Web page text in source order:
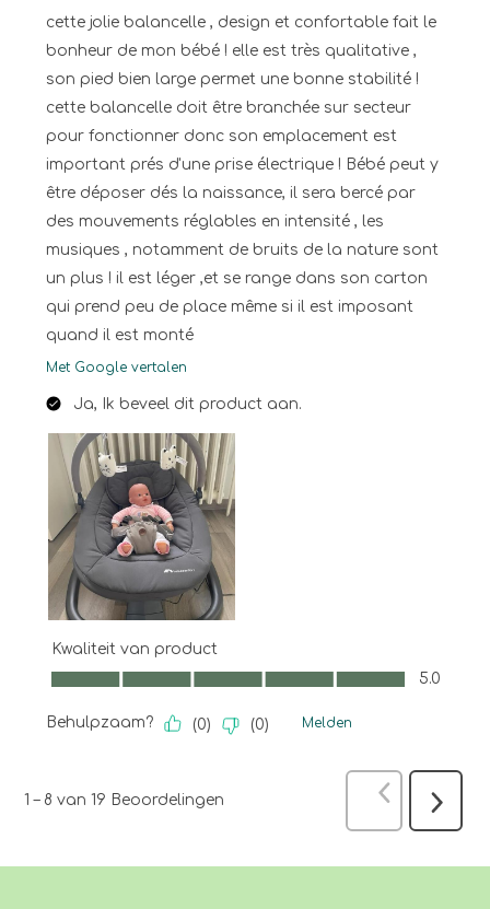
cette jolie balancelle , design et confortable fait le
bonheur de mon bébé ! elle est très qualitative ,
son pied bien large permet une bonne stabilité !
cette balancelle doit être branchée sur secteur
pour fonctionner donc son emplacement est
important prés d'une prise électrique ! Bébé peut y
être déposer dés la naissance, il sera bercé par
des mouvements réglables en intensité , les
musiques , notamment de bruits de la nature sont
un plus ! il est léger ,et se range dans son carton
qui prend peu de place même si il est imposant
quand il est monté
Met Google vertalen
Ja, Ik beveel dit product aan.
Kwaliteit van product
Kwaliteit van product, 5.0 van 5
5.0
Behulpzaam? (0) (0) Melden
1 – 8 van 19 Beoordelingen Vorige